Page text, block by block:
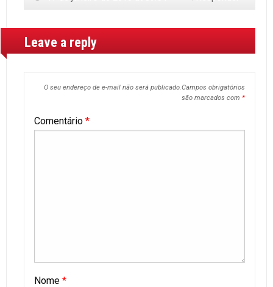
Leave a reply
O seu endereço de e-mail não será publicado.Campos obrigatórios
são marcados com *
Comentário *
Nome *